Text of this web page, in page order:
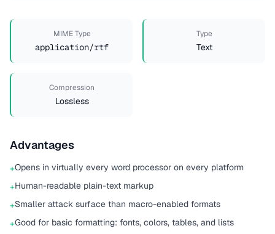
MIME Type
application/rtf
Type
Text
Compression
Lossless
Advantages
+Opens in virtually every word processor on every platform
+Human-readable plain-text markup
+Smaller attack surface than macro-enabled formats
+Good for basic formatting: fonts, colors, tables, and lists